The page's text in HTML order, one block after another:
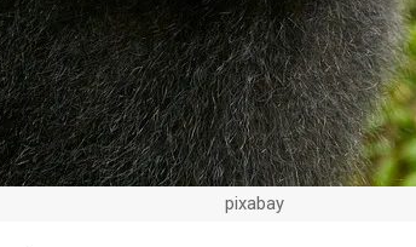
pixabay